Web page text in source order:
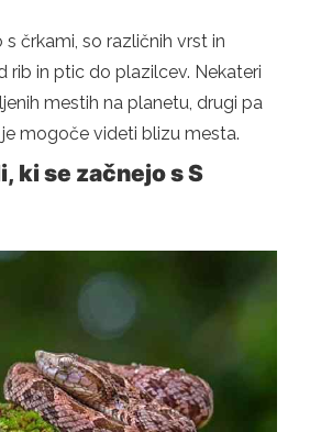
s črkami, so različnih vrst in
rib in ptic do plazilcev. Nekateri
mestih na planetu, drugi pa
mogoče videti blizu mesta.
ki se začnejo s S